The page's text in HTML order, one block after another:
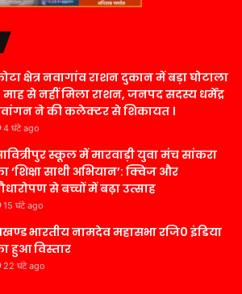
क्षेत्र नवागांव राशन दुकान में बड़ा घोटाला
माह से नहीं मिला राशन, जनपद सदस्य धर्मेंद्र
ने की कलेक्टर से शिकायत ।
4 घंटे ago
स्कूल में मारवाड़ी युवा मंच सांकरा
‘शिक्षा साथी अभियान’: क्विज और
से बच्चों में बढ़ा उत्साह
15 घंटे ago
भारतीय नामदेव महासभा रजि0 इंडिया
हुआ विस्तार
22 घंटे ago